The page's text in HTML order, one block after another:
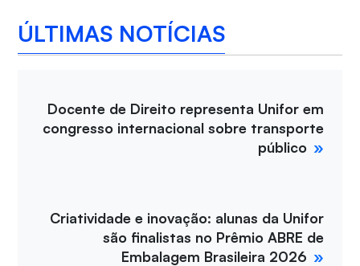
ÚLTIMAS NOTÍCIAS
Docente de Direito representa Unifor em
congresso internacional sobre transporte
público
Criatividade e inovação: alunas da Unifor
são finalistas no Prêmio ABRE de
Embalagem Brasileira 2026